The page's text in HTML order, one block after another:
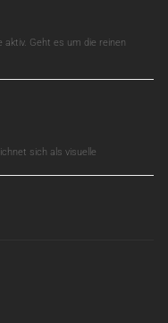
Geht es um die reinen
sich als visuelle